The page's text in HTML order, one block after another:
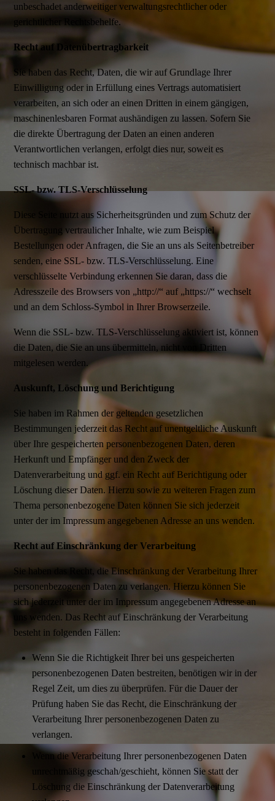
unbeschadet anderweitiger verwaltungsrechtlicher oder
gerichtlicher Rechtsbehelfe.
Recht auf Datenübertragbarkeit
Sie haben das Recht, Daten, die wir auf Grundlage Ihrer
Einwilligung oder in Erfüllung eines Vertrags automatisiert
verarbeiten, an sich oder an einen Dritten in einem gängigen,
maschinenlesbaren Format aushändigen zu lassen. Sofern Sie
die direkte Übertragung der Daten an einen anderen
Verantwortlichen verlangen, erfolgt dies nur, soweit es
technisch machbar ist.
SSL- bzw. TLS-Verschlüsselung
Diese Seite nutzt aus Sicherheitsgründen und zum Schutz der
Übertragung vertraulicher Inhalte, wie zum Beispiel
Bestellungen oder Anfragen, die Sie an uns als Seitenbetreiber
senden, eine SSL- bzw. TLS-Verschlüsselung. Eine
verschlüsselte Verbindung erkennen Sie daran, dass die
Adresszeile des Browsers von „http://“ auf „https://“ wechselt
und an dem Schloss-Symbol in Ihrer Browserzeile.
Wenn die SSL- bzw. TLS-Verschlüsselung aktiviert ist, können
die Daten, die Sie an uns übermitteln, nicht von Dritten
mitgelesen werden.
Auskunft, Löschung und Berichtigung
Sie haben im Rahmen der geltenden gesetzlichen
Bestimmungen jederzeit das Recht auf unentgeltliche Auskunft
über Ihre gespeicherten personenbezogenen Daten, deren
Herkunft und Empfänger und den Zweck der
Datenverarbeitung und ggf. ein Recht auf Berichtigung oder
Löschung dieser Daten. Hierzu sowie zu weiteren Fragen zum
Thema personenbezogene Daten können Sie sich jederzeit
unter der im Impressum angegebenen Adresse an uns wenden.
Recht auf Einschränkung der Verarbeitung
Sie haben das Recht, die Einschränkung der Verarbeitung Ihrer
personenbezogenen Daten zu verlangen. Hierzu können Sie
sich jederzeit unter der im Impressum angegebenen Adresse an
uns wenden. Das Recht auf Einschränkung der Verarbeitung
besteht in folgenden Fällen:
Wenn Sie die Richtigkeit Ihrer bei uns gespeicherten
personenbezogenen Daten bestreiten, benötigen wir in der
Regel Zeit, um dies zu überprüfen. Für die Dauer der
Prüfung haben Sie das Recht, die Einschränkung der
Verarbeitung Ihrer personenbezogenen Daten zu
verlangen.
Wenn die Verarbeitung Ihrer personenbezogenen Daten
unrechtmäßig geschah/geschieht, können Sie statt der
Löschung die Einschränkung der Datenverarbeitung